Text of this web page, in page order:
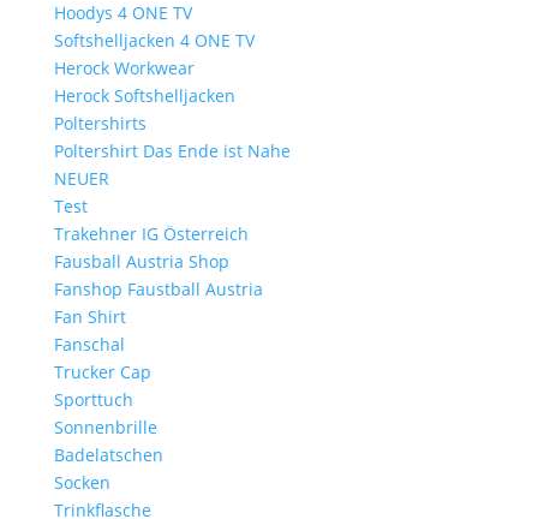
Hoodys 4 ONE TV
Softshelljacken 4 ONE TV
Herock Workwear
Herock Softshelljacken
Poltershirts
Poltershirt Das Ende ist Nahe
NEUER
Test
Trakehner IG Österreich
Fausball Austria Shop
Fanshop Faustball Austria
Fan Shirt
Fanschal
Trucker Cap
Sporttuch
Sonnenbrille
Badelatschen
Socken
Trinkflasche